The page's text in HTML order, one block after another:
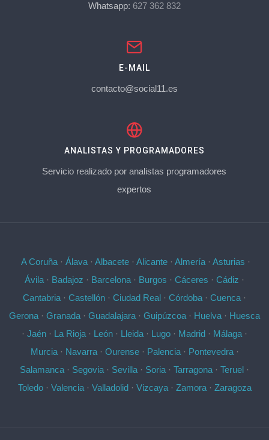
Whatsapp: 627 362 832
E-MAIL
contacto@social11.es
ANALISTAS Y PROGRAMADORES
Servicio realizado por analistas programadores
expertos
A Coruña· Álava· Albacete· Alicante· Almería· Asturias ·
Ávila · Badajoz · Barcelona · Burgos · Cáceres · Cádiz ·
Cantabria · Castellón · Ciudad Real · Córdoba · Cuenca ·
Gerona · Granada · Guadalajara · Guipúzcoa · Huelva · Huesca
· Jaén · La Rioja · León · Lleida · Lugo · Madrid · Málaga ·
Murcia· Navarra· Ourense· Palencia· Pontevedra·
Salamanca · Segovia · Sevilla · Soria · Tarragona · Teruel ·
Toledo· Valencia· Valladolid· Vizcaya· Zamora· Zaragoza